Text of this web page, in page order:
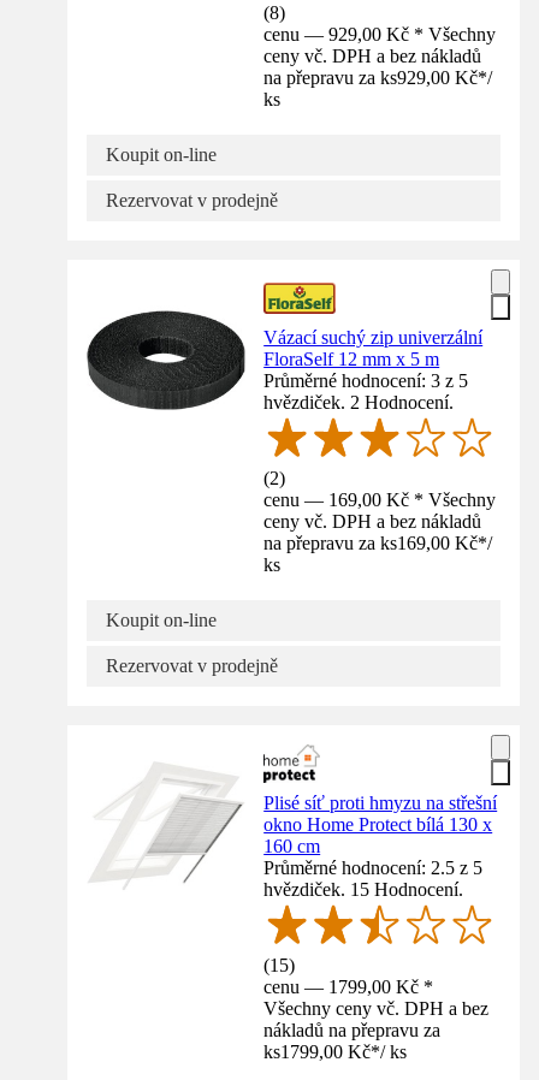
(8)
cenu — 929,00 Kč * Všechny
ceny vč. DPH a bez nákladů
na přepravu za ks929,00 Kč*/
ks
Koupit on-line
Rezervovat v prodejně
Vázací suchý zip univerzální
FloraSelf 12 mm x 5 m
Průměrné hodnocení: 3 z 5
hvězdiček. 2 Hodnocení.
(2)
cenu — 169,00 Kč * Všechny
ceny vč. DPH a bez nákladů
na přepravu za ks169,00 Kč*/
ks
Koupit on-line
Rezervovat v prodejně
Plisé síť proti hmyzu na střešní
okno Home Protect bílá 130 x
160 cm
Průměrné hodnocení: 2.5 z 5
hvězdiček. 15 Hodnocení.
(15)
cenu — 1799,00 Kč *
Všechny ceny vč. DPH a bez
nákladů na přepravu za
ks1799,00 Kč*/ ks